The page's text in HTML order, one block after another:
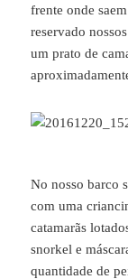
frente onde
reservado
um prato de
No nosso barco
com uma
catamarãs
snorkel e
quantidade de